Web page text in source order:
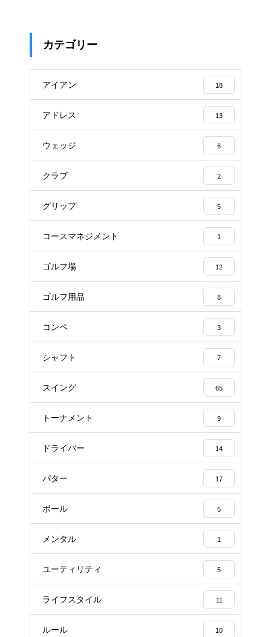
カテゴリー
アイアン 18
アドレス 13
ウェッジ 6
クラブ 2
グリップ 5
コースマネジメント 1
ゴルフ場 12
ゴルフ用品 8
コンペ 3
シャフト 7
スイング 65
トーナメント 9
ドライバー 14
パター 17
ボール 5
メンタル 1
ユーティリティ 5
ライフスタイル 11
ルール 10